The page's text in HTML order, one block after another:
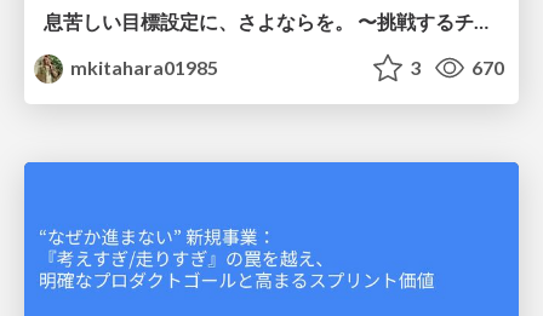
息苦しい目標設定に、さよならを。 〜挑戦するチームへ導く「成長観点」と「給与観点」の使い分け〜
mkitahara01985
3 670